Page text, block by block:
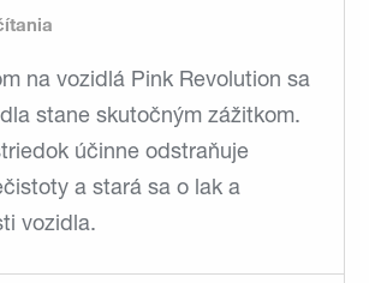
na vozidlá Pink Revolution sa
stane skutočným zážitkom.
účinne odstraňuje
a stará sa o lak a
vozidla.